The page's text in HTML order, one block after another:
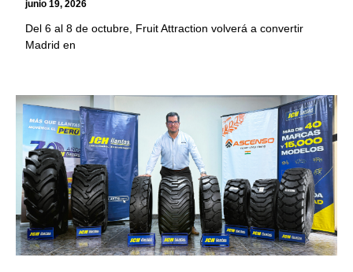
junio 19, 2026
Del 6 al 8 de octubre, Fruit Attraction volverá a convertir
Madrid en